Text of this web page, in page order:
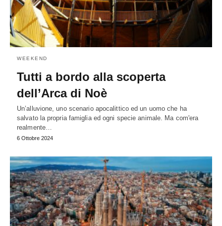
WEEKEND
Tutti a bordo alla scoperta
dell’Arca di Noè
Un’alluvione, uno scenario apocalittico ed un uomo che ha
salvato la propria famiglia ed ogni specie animale. Ma com'era
realmente…
6 Ottobre 2024